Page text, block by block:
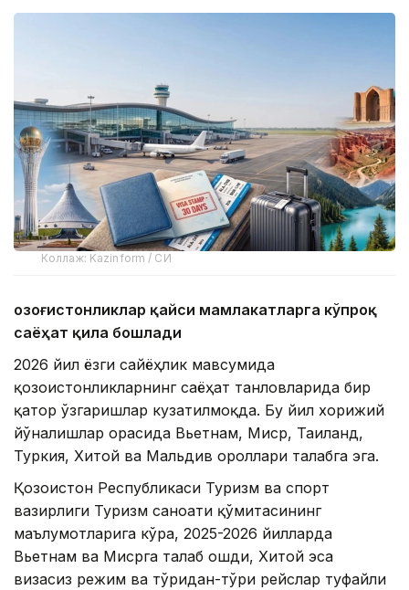
Коллаж: Kazinform / СИ
Қозоғистонликлар қайси мамлакатларга кўпроқ
саёҳат қила бошлади
2026 йил ёзги сайёҳлик мавсумида
қозоғистонликларнинг саёҳат танловларида бир
қатор ўзгаришлар кузатилмоқда. Бу йил хорижий
йўналишлар орасида Вьетнам, Миср, Таиланд,
Туркия, Хитой ва Мальдив ороллари талабга эга.
Қозоғистон Республикаси Туризм ва спорт
вазирлиги Туризм саноати қўмитасининг
маълумотларига кўра, 2025-2026 йилларда
Вьетнам ва Мисрга талаб ошди, Хитой эса
визасиз режим ва тўғридан-тўғри рейслар туфайли